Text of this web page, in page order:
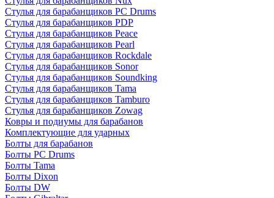
Стулья для барабанщиков PC Drums
Стулья для барабанщиков PDP
Стулья для барабанщиков Peace
Стулья для барабанщиков Pearl
Стулья для барабанщиков Rockdale
Стулья для барабанщиков Sonor
Стулья для барабанщиков Soundking
Стулья для барабанщиков Tama
Стулья для барабанщиков Tamburo
Стулья для барабанщиков Zowag
Ковры и подиумы для барабанов
Комплектующие для ударных
Болты для барабанов
Болты PC Drums
Болты Tama
Болты Dixon
Болты DW